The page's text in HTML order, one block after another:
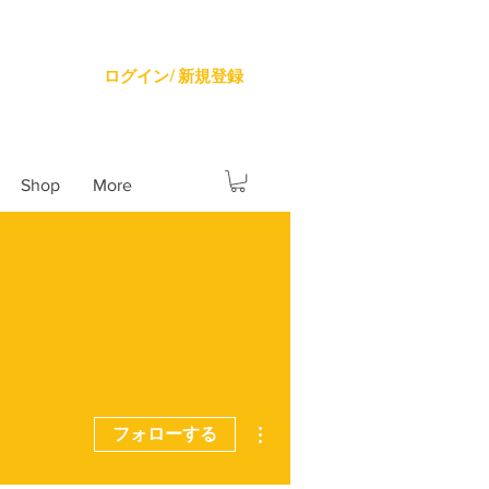
ログイン/ 新規登録
Shop More
フォローする